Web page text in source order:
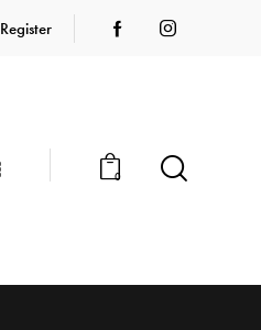
Register
0